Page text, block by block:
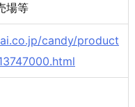
場等
candy/product